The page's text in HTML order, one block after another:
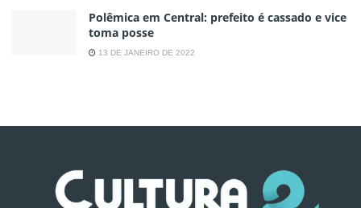
Polêmica em Central: prefeito é cassado e vice
toma posse
13 DE JANEIRO DE 2022